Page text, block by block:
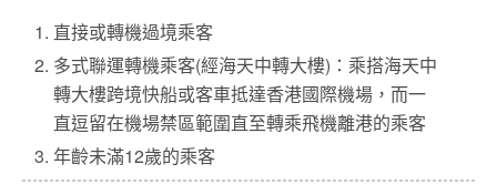
直接或轉機過境乘客
多式聯運轉機乘客(經海天中轉大樓)：乘搭海天中
轉大樓跨境快船或客車抵達香港國際機場，而一
直逗留在機場禁區範圍直至轉乘飛機離港的乘客
年齡未滿12歲的乘客